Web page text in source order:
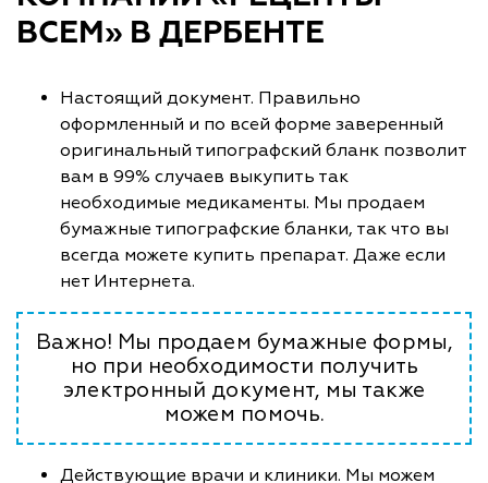
ВСЕМ» В ДЕРБЕНТЕ
Настоящий документ. Правильно
оформленный и по всей форме заверенный
оригинальный типографский бланк позволит
вам в 99% случаев выкупить так
необходимые медикаменты. Мы продаем
бумажные типографские бланки, так что вы
всегда можете купить препарат. Даже если
нет Интернета.
Важно! Мы продаем бумажные формы,
но при необходимости получить
электронный документ, мы также
можем помочь.
Действующие врачи и клиники. Мы можем